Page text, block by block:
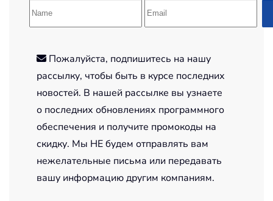
Пожалуйста, подпишитесь на нашу
рассылку, чтобы быть в курсе последних
новостей. В нашей рассылке вы узнаете
о последних обновлениях программного
обеспечения и получите промокоды на
скидку. Мы НЕ будем отправлять вам
нежелательные письма или передавать
вашу информацию другим компаниям.